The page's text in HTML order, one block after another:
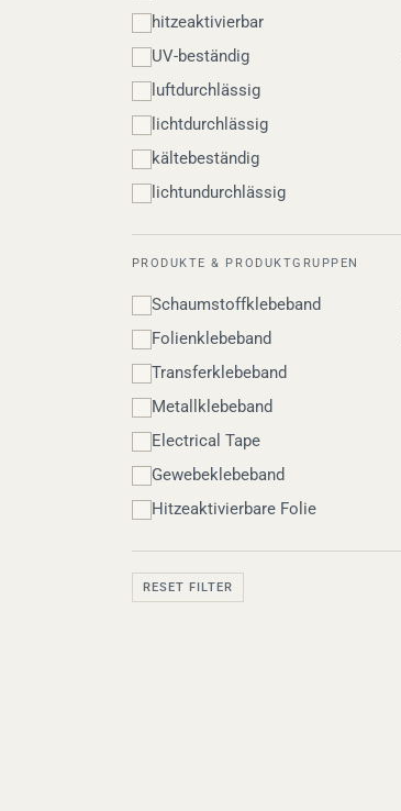
hitzeaktivierbar
UV-beständig
luftdurchlässig
lichtdurchlässig
kältebeständig
lichtundurchlässig
PRODUKTE & PRODUKTGRUPPEN
Schaumstoffklebeband
Folienklebeband
Transferklebeband
Metallklebeband
Electrical Tape
Gewebeklebeband
Hitzeaktivierbare Folie
RESET FILTER